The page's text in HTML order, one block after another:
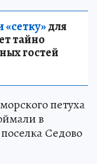
для
тайно
гостей
петуха
в
Седово